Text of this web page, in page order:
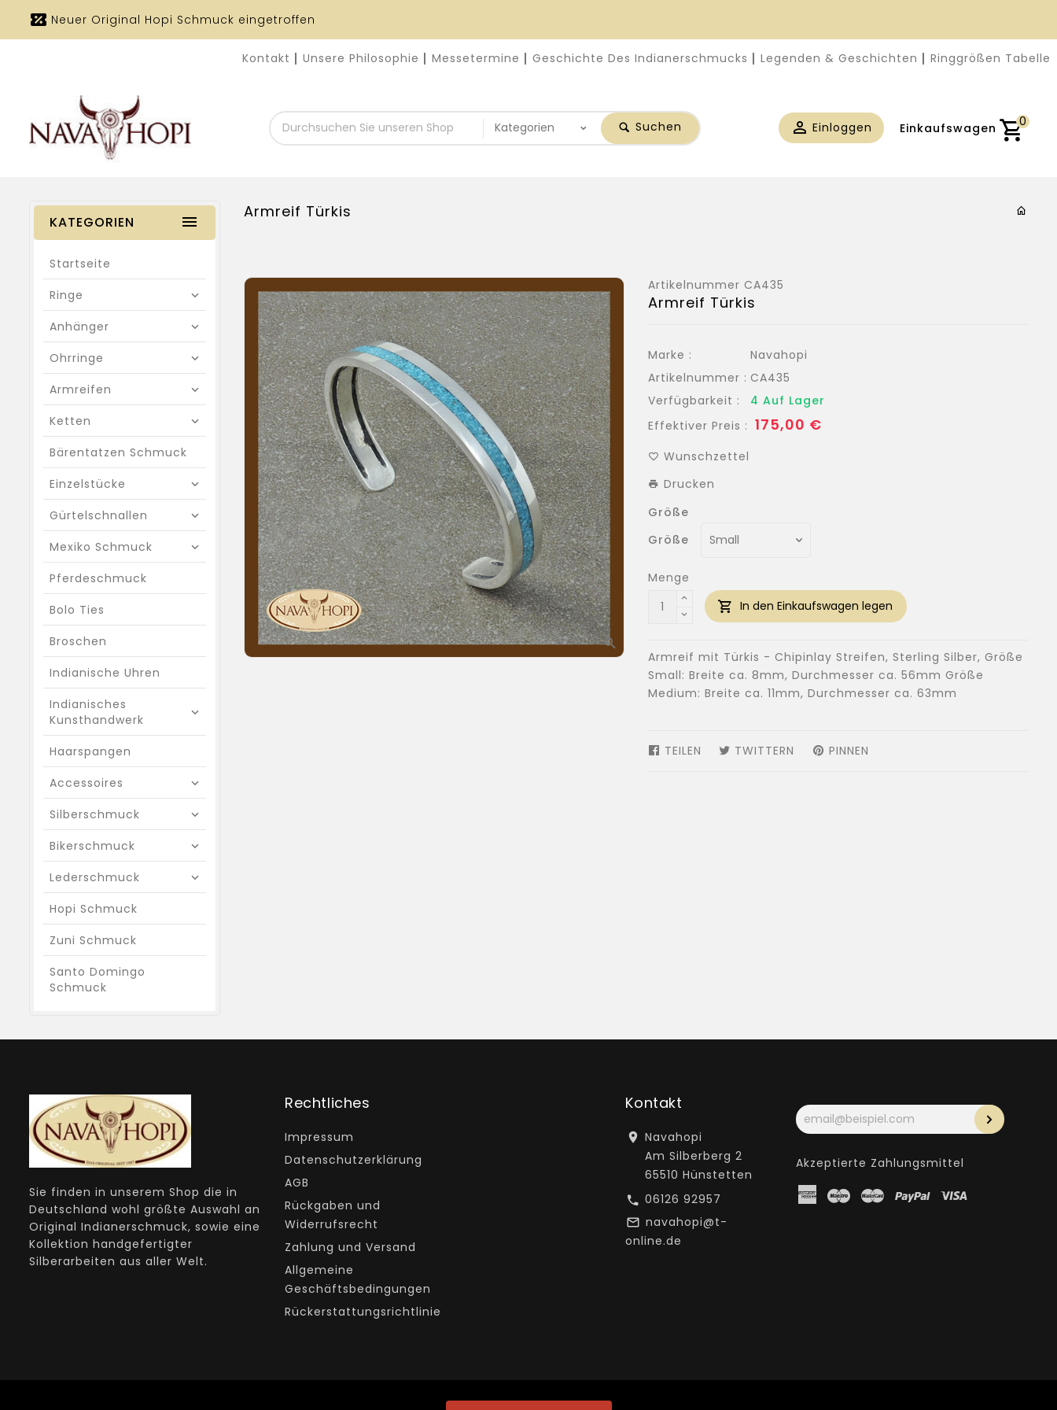
Neuer Original Hopi Schmuck eingetroffen
Kontakt Unsere Philosophie Messetermine Geschichte Des Indianerschmucks Legenden & Geschichten Ringgrößen Tabelle
Einkaufswagen 0
Einloggen
Durchsuchen
Sie
unseren
Suchen
KATEGORIEN
Startseite
Ringe
Anhänger
Ohrringe
Armreifen
Ketten
Bärentatzen Schmuck
Einzelstücke
Gürtelschnallen
Mexiko Schmuck
Pferdeschmuck
Bolo Ties
Broschen
Indianische Uhren
Indianisches
Kunsthandwerk
Haarspangen
Accessoires
Silberschmuck
Bikerschmuck
Lederschmuck
Hopi Schmuck
Zuni Schmuck
Santo Domingo
Schmuck
Armreif Türkis
Artikelnummer CA435
Armreif Türkis
Marke :
Navahopi
Artikelnummer : CA435
Verfügbarkeit :
4 Auf Lager
Effektiver Preis : Normaler
175,00 €
Wunschzettel
Drucken
Größe
Größe
Menge
In den Einkaufswagen legen
Armreif mit Türkis - Chipinlay Streifen, Sterling Silber, Größe
Small: Breite ca. 8mm, Durchmesser ca. 56mm Größe
Medium: Breite ca. 11mm, Durchmesser ca. 63mm
TEILEN AUF
TWITTERN AUF
PINNEN
Sie finden in unserem Shop die in
Deutschland wohl größte Auswahl an
Original Indianerschmuck, sowie eine
Kollektion handgefertigter
Silberarbeiten aus aller Welt.
Rechtliches
Impressum
Datenschutzerklärung
AGB
Rückgaben und
Widerrufsrecht
Zahlung und Versand
Allgemeine
Geschäftsbedingungen
Rückerstattungsrichtlinie
Kontakt
Navahopi
Am Silberberg 2
65510 Hünstetten
06126 92957
navahopi@t-
online.de
Ihre
E-
Mail-
Akzeptierte Zahlungsmittel
AmericanMaestroMaster Paypal